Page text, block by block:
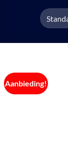
Aanbieding!